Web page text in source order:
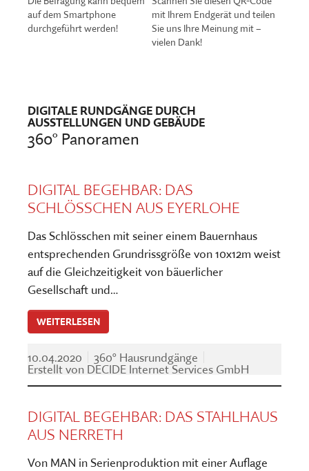
auf dem Smartphone
durchgeführt werden!
mit Ihrem Endgerät und teilen
Sie uns Ihre Meinung mit –
vielen Dank!
360° Panoramen
DIGITALE RUNDGÄNGE DURCH
AUSSTELLUNGEN UND GEBÄUDE
DIGITAL BEGEHBAR: DAS
SCHLÖSSCHEN AUS EYERLOHE
Das Schlösschen mit seiner einem Bauernhaus
entsprechenden Grundrissgröße von 10x12m weist
auf die Gleichzeitigkeit von bäuerlicher
Gesellschaft und…
WEITERLESEN
10.04.2020
360° Hausrundgänge
Erstellt von DECIDE Internet Services GmbH
DIGITAL BEGEHBAR: DAS STAHLHAUS
AUS NERRETH
Von MAN in Serienproduktion mit einer Auflage